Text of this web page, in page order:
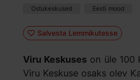
Ostukeskused Eesti mood
Salvesta Lemmikutesse
Viru Keskuses on üle 100
Viru Keskuse osaks olev